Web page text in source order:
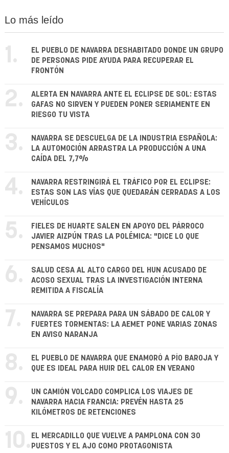
Lo más leído
1.
EL PUEBLO DE NAVARRA DESHABITADO DONDE UN GRUPO
DE PERSONAS PIDE AYUDA PARA RECUPERAR EL
FRONTÓN
2.
ALERTA EN NAVARRA ANTE EL ECLIPSE DE SOL: ESTAS
GAFAS NO SIRVEN Y PUEDEN PONER SERIAMENTE EN
RIESGO TU VISTA
3.
NAVARRA SE DESCUELGA DE LA INDUSTRIA ESPAÑOLA:
LA AUTOMOCIÓN ARRASTRA LA PRODUCCIÓN A UNA
CAÍDA DEL 7,7%
4.
NAVARRA RESTRINGIRÁ EL TRÁFICO POR EL ECLIPSE:
ESTAS SON LAS VÍAS QUE QUEDARÁN CERRADAS A LOS
VEHÍCULOS
5.
FIELES DE HUARTE SALEN EN APOYO DEL PÁRROCO
JAVIER AIZPÚN TRAS LA POLÉMICA: "DICE LO QUE
PENSAMOS MUCHOS"
6.
SALUD CESA AL ALTO CARGO DEL HUN ACUSADO DE
ACOSO SEXUAL TRAS LA INVESTIGACIÓN INTERNA
REMITIDA A FISCALÍA
7.
NAVARRA SE PREPARA PARA UN SÁBADO DE CALOR Y
FUERTES TORMENTAS: LA AEMET PONE VARIAS ZONAS
EN AVISO NARANJA
8.
EL PUEBLO DE NAVARRA QUE ENAMORÓ A PÍO BAROJA Y
QUE ES IDEAL PARA HUIR DEL CALOR EN VERANO
9.
UN CAMIÓN VOLCADO COMPLICA LOS VIAJES DE
NAVARRA HACIA FRANCIA: PREVÉN HASTA 25
KILÓMETROS DE RETENCIONES
10. EL MERCADILLO QUE VUELVE A PAMPLONA CON 30
PUESTOS Y EL AJO COMO PROTAGONISTA